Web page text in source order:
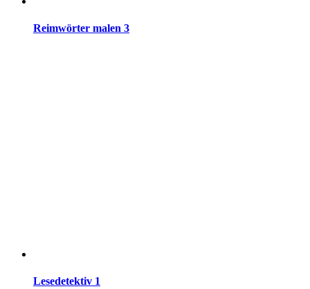
Reimwörter malen 3
Lesedetektiv 1